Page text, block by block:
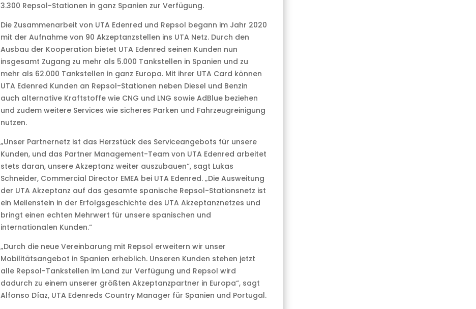
3.300 Repsol-Stationen in ganz Spanien zur Verfügung.
Die Zusammenarbeit von UTA Edenred und Repsol begann im Jahr 2020
mit der Aufnahme von 90 Akzeptanzstellen ins UTA Netz. Durch den
Ausbau der Kooperation bietet UTA Edenred seinen Kunden nun
insgesamt Zugang zu mehr als 5.000 Tankstellen in Spanien und zu
mehr als 62.000 Tankstellen in ganz Europa. Mit ihrer UTA Card können
UTA Edenred Kunden an Repsol-Stationen neben Diesel und Benzin
auch alternative Kraftstoffe wie CNG und LNG sowie AdBlue beziehen
und zudem weitere Services wie sicheres Parken und Fahrzeugreinigung
nutzen.
„Unser Partnernetz ist das Herzstück des Serviceangebots für unsere
Kunden, und das Partner Management-Team von UTA Edenred arbeitet
stets daran, unsere Akzeptanz weiter auszubauen“, sagt Lukas
Schneider, Commercial Director EMEA bei UTA Edenred. „Die Ausweitung
der UTA Akzeptanz auf das gesamte spanische Repsol-Stationsnetz ist
ein Meilenstein in der Erfolgsgeschichte des UTA Akzeptanznetzes und
bringt einen echten Mehrwert für unsere spanischen und
internationalen Kunden.“
„Durch die neue Vereinbarung mit Repsol erweitern wir unser
Mobilitätsangebot in Spanien erheblich. Unseren Kunden stehen jetzt
alle Repsol-Tankstellen im Land zur Verfügung und Repsol wird
dadurch zu einem unserer größten Akzeptanzpartner in Europa“, sagt
Alfonso Díaz, UTA Edenreds Country Manager für Spanien und Portugal.